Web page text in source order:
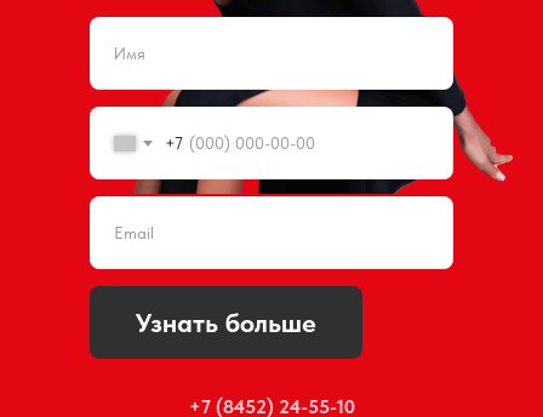
+7 (8452) 24-55-10
+7
Узнать больше